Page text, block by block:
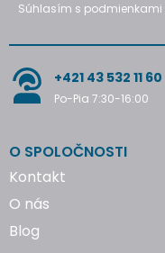
Súhlasím s podmienkami
+421 43 532 11 60
Po-Pia 7:30-16:00
O SPOLOČNOSTI
Kontakt
O nás
Blog